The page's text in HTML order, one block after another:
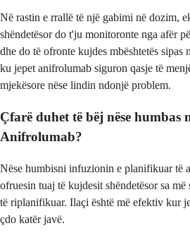
Në rastin e rrallë të një gabimi në dozim,
shëndetësor do t'ju monitoronte nga afër
dhe do të ofronte kujdes mbështetës
ku jepet anifrolumab siguron qasje të
mjekësore nëse lindin ndonjë problem.
Çfarë duhet të bëj nëse humbas
Anifrolumab?
Nëse humbisni infuzionin e planifikuar të
ofruesin tuaj të kujdesit shëndetësor sa
të riplanifikuar. Ilaçi është më efektiv kur
çdo katër javë.